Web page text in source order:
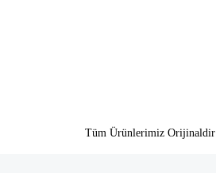
Tüm Ürünlerimiz Orijinaldir